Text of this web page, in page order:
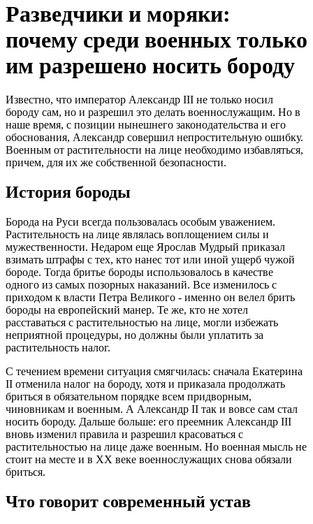
Разведчики и моряки:
почему среди военных только
им разрешено носить бороду
Известно, что император Александр III не только носил
бороду сам, но и разрешил это делать военнослужащим. Но в
наше время, с позиции нынешнего законодательства и его
обоснования, Александр совершил непростительную ошибку.
Военным от растительности на лице необходимо избавляться,
причем, для их же собственной безопасности.
История бороды
Борода на Руси всегда пользовалась особым уважением.
Растительность на лице являлась воплощением силы и
мужественности. Недаром еще Ярослав Мудрый приказал
взимать штрафы с тех, кто нанес тот или иной ущерб чужой
бороде. Тогда бритье бороды использовалось в качестве
одного из самых позорных наказаний. Все изменилось с
приходом к власти Петра Великого - именно он велел брить
бороды на европейский манер. Те же, кто не хотел
расставаться с растительностью на лице, могли избежать
неприятной процедуры, но должны были уплатить за
растительность налог.
С течением времени ситуация смягчилась: сначала Екатерина
II отменила налог на бороду, хотя и приказала продолжать
бриться в обязательном порядке всем придворным,
чиновникам и военным. А Александр II так и вовсе сам стал
носить бороду. Дальше больше: его преемник Александр III
вновь изменил правила и разрешил красоваться с
растительностью на лице даже военным. Но военная мысль не
стоит на месте и в ХХ веке военнослужащих снова обязали
бриться.
Что говорит современный устав